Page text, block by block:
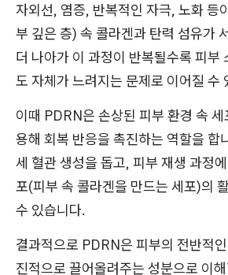
자외선, 염증, 반복적인 자극, 노화 등
부 깊은 층) 속 콜라겐과 탄력 섬유가
더 나아가 이 과정이 반복될수록 피부
도 자체가 느려지는 문제로 이어질 수
이때 PDRN은 손상된 피부 환경 속
용해 회복 반응을 촉진하는 역할을 합
세 혈관 생성을 돕고, 피부 재생 과정
포(피부 속 콜라겐을 만드는 세포)의
수 있습니다.
결과적으로 PDRN은 피부의 전반적
진적으로 끌어올려주는 성분으로 이